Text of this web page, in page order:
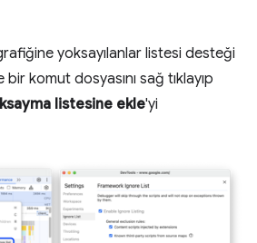
yoksayılanlar listesi desteği
komut dosyasını sağ tıklayıp
listesine ekle'yi